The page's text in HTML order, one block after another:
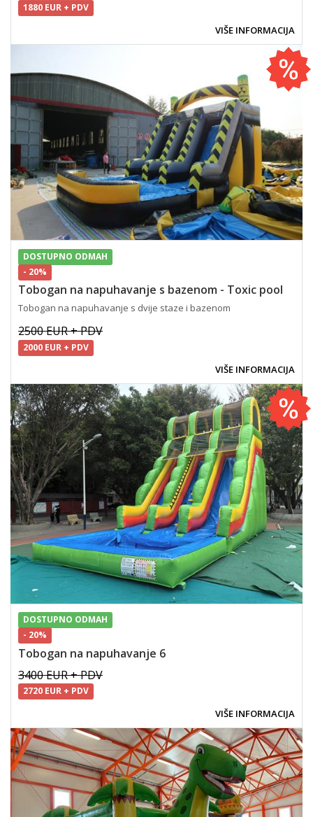
1880 EUR + PDV
VIŠE INFORMACIJA
DOSTUPNO ODMAH
- 20%
Tobogan na napuhavanje s bazenom - Toxic pool
Tobogan na napuhavanje s dvije staze i bazenom
2500 EUR + PDV
2000 EUR + PDV
VIŠE INFORMACIJA
DOSTUPNO ODMAH
- 20%
Tobogan na napuhavanje 6
3400 EUR + PDV
2720 EUR + PDV
VIŠE INFORMACIJA